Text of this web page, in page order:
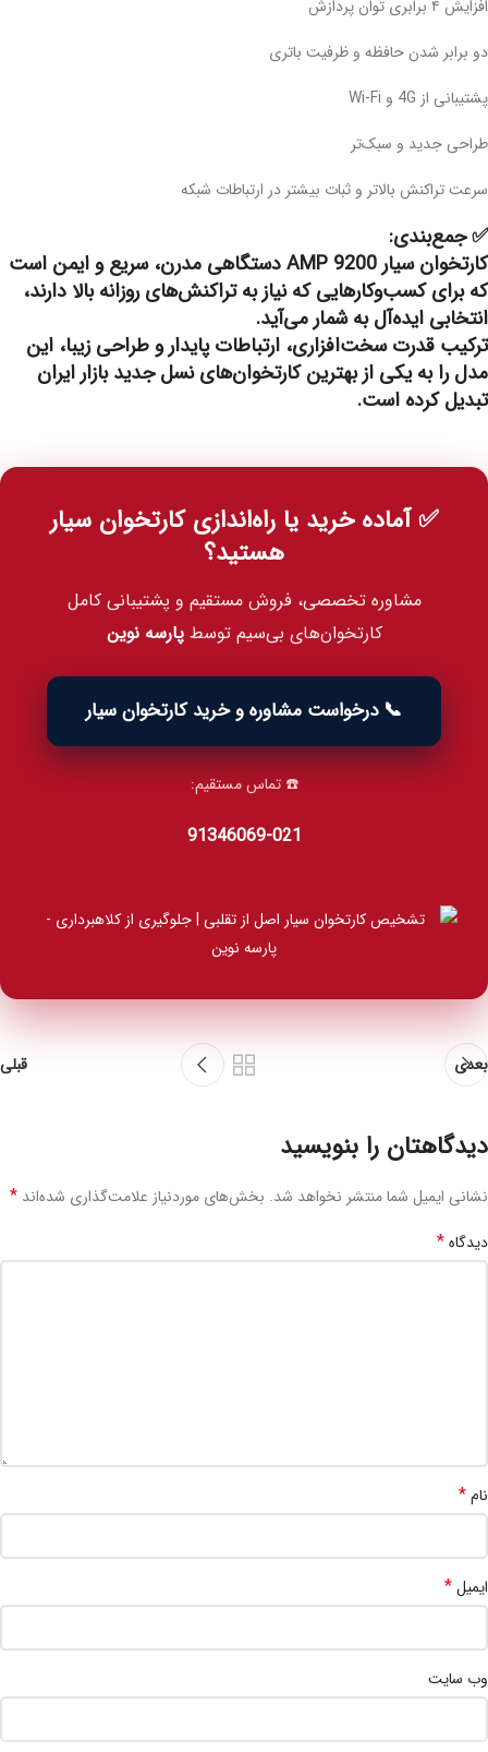
افزایش ۴ برابری توان پردازش
دو برابر شدن حافظه و ظرفیت باتری
پشتیبانی از 4G و Wi-Fi
طراحی جدید و سبک‌تر
سرعت تراکنش بالاتر و ثبات بیشتر در ارتباطات شبکه
✅ جمع‌بندی:
کارتخوان سیارAMP 9200دستگاهی مدرن، سریع و ایمن است
که برای کسب‌وکارهایی که نیاز به تراکنش‌های روزانه بالا دارند،
انتخابی ایده‌آل به شمار می‌آید.
ترکیب قدرت سخت‌افزاری، ارتباطات پایدار و طراحی زیبا، این
مدل را به یکی ازبهترین کارتخوان‌های نسل جدید بازار ایران
تبدیل کرده است.
✅ آماده خرید یا راه‌اندازی کارتخوان سیار
هستید؟
مشاوره تخصصی، فروش مستقیم و پشتیبانی کامل
کارتخوان‌های بی‌سیم توسطپارسه نوین
📞 درخواست مشاوره و خرید کارتخوان سیار
☎️ تماس مستقیم:
021‑91346069
بعدی قبلی
دیدگاهتان را بنویسید
نشانی ایمیل شما منتشر نخواهد شد. بخش‌های موردنیاز علامت‌گذاری شده‌اند *
دیدگاه*
نام*
ایمیل*
وب‌ سایت